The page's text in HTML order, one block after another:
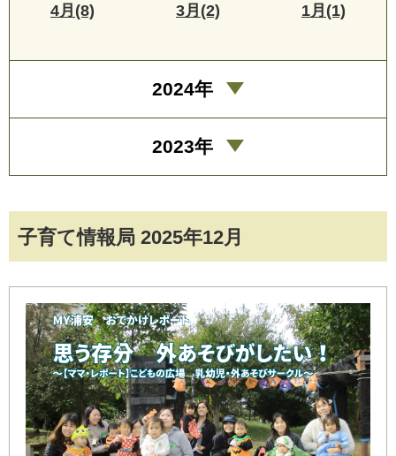
子育て情報局 2025年12月
4月(8) 3月(2) 1月(1)
2024年
2023年